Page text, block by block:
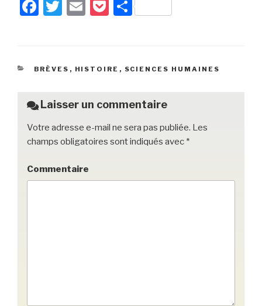
F
e
o
o
k
T
er
E
P
k
P
g
CATÉGORIES
BRÈVES , HISTOIRE , SCIENCES HUMAINES
Laisser un commentaire
Votre adresse e-mail ne sera pas publiée. Les
champs obligatoires sont indiqués avec *
Commentaire